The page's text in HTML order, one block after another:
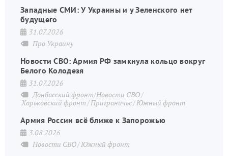
Западные СМИ: У Украины и у Зеленского нет
будущего
31.07.2026
Про Украину
Новости СВО: Армия РФ замкнула кольцо вокруг
Белого Колодезя
31.07.2026
Донбасский фронт/Новости СВО
Харьковский фронт Приграничье Южный фронт
Армия России всё ближе к Запорожью
3.08.2026
Новости СВО Южный фронт